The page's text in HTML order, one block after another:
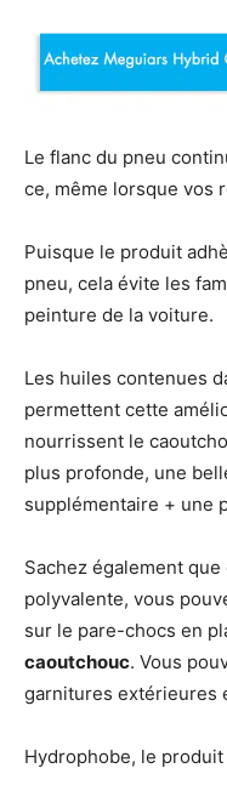
Le flanc du pneu
ce, même lorsque vos
Puisque le produit
pneu, cela évite les
peinture de la voiture.
Les huiles contenues
permettent cette
nourrissent le
plus profonde, une
supplémentaire + une
Sachez également
polyvalente, vous
sur le pare-chocs en
caoutchouc. Vous
garnitures extérieures
Hydrophobe, le